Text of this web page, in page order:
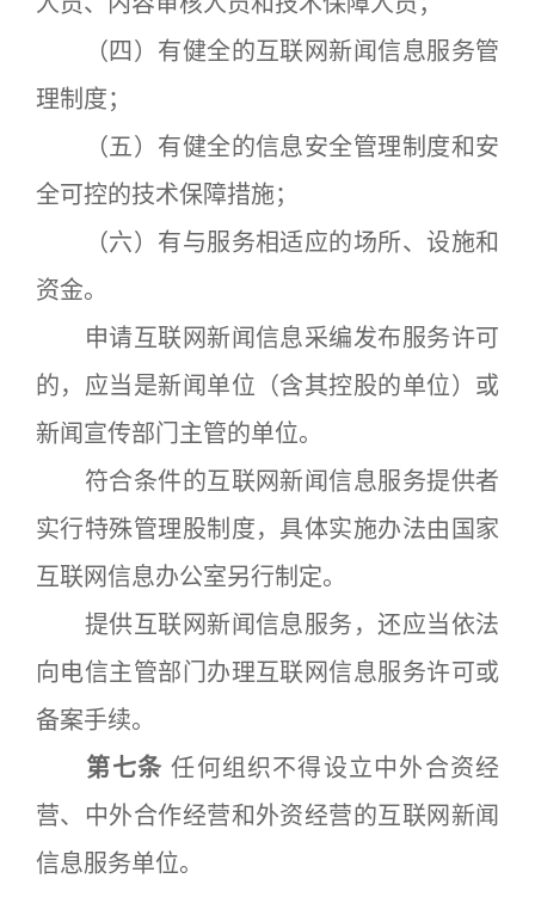
（四）有健全的互联网新闻信息服务管
理制度；
（五）有健全的信息安全管理制度和安
全可控的技术保障措施；
（六）有与服务相适应的场所、设施和
资金。
申请互联网新闻信息采编发布服务许可
的，应当是新闻单位（含其控股的单位）或
新闻宣传部门主管的单位。
符合条件的互联网新闻信息服务提供者
实行特殊管理股制度，具体实施办法由国家
互联网信息办公室另行制定。
提供互联网新闻信息服务，还应当依法
向电信主管部门办理互联网信息服务许可或
备案手续。
第七条 任何组织不得设立中外合资经
营、中外合作经营和外资经营的互联网新闻
信息服务单位。